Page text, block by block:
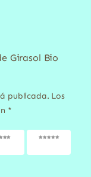
Girasol Bio
publicada. Los
*
5
5 de 5